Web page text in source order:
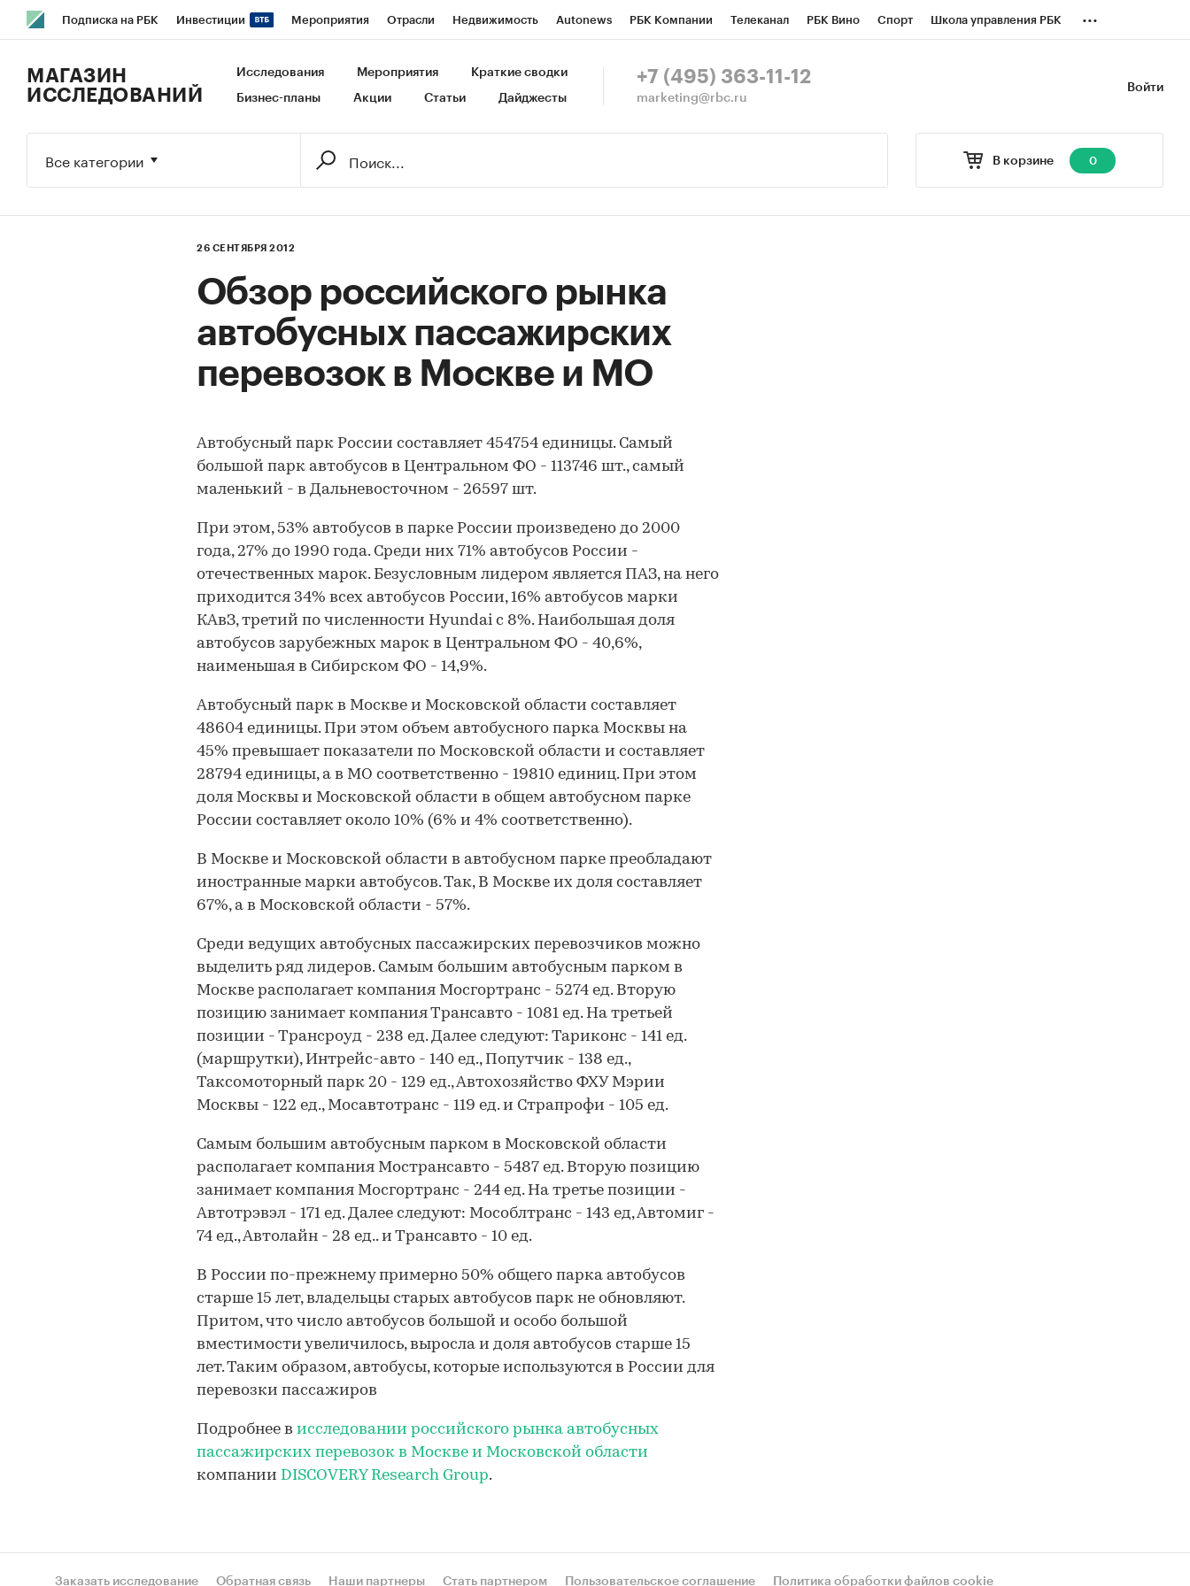
Подписка на РБК Инвестиции Мероприятия Отрасли Недвижимость Autonews РБК Компании Телеканал РБК Вино Спорт Школа управления РБК
Исследования Кредитные рейтинги Франшизы Газета Спецпроекты СПб Конференции СПб Спецпроекты
...
Войти
МАГАЗИН
ИССЛЕДОВАНИЙ
Исследования Мероприятия Краткие сводки
Бизнес-планы Акции Статьи Дайджесты
+7 (495) 363-11-12
marketing@rbc.ru
В корзине 0
Все категории
26 СЕНТЯБРЯ 2012
Обзор российского рынка
автобусных пассажирских
перевозок в Москве и МО
Автобусный парк России составляет 454754 единицы. Самый
большой парк автобусов в Центральном ФО - 113746 шт., самый
маленький - в Дальневосточном - 26597 шт.
При этом, 53% автобусов в парке России произведено до 2000
года, 27% до 1990 года. Среди них 71% автобусов России -
отечественных марок. Безусловным лидером является ПАЗ, на него
приходится 34% всех автобусов России, 16% автобусов марки
КАвЗ, третий по численности Hyundai с 8%. Наибольшая доля
автобусов зарубежных марок в Центральном ФО - 40,6%,
наименьшая в Сибирском ФО - 14,9%.
Автобусный парк в Москве и Московской области составляет
48604 единицы. При этом объем автобусного парка Москвы на
45% превышает показатели по Московской области и составляет
28794 единицы, а в МО соответственно - 19810 единиц. При этом
доля Москвы и Московской области в общем автобусном парке
России составляет около 10% (6% и 4% соответственно).
В Москве и Московской области в автобусном парке преобладают
иностранные марки автобусов. Так, В Москве их доля составляет
67%, а в Московской области - 57%.
Среди ведущих автобусных пассажирских перевозчиков можно
выделить ряд лидеров. Самым большим автобусным парком в
Москве располагает компания Мосгортранс - 5274 ед. Вторую
позицию занимает компания Трансавто - 1081 ед. На третьей
позиции - Трансроуд - 238 ед. Далее следуют: Тариконс - 141 ед.
(маршрутки), Интрейс-авто - 140 ед., Попутчик - 138 ед.,
Таксомоторный парк 20 - 129 ед., Автохозяйство ФХУ Мэрии
Москвы - 122 ед., Мосавтотранс - 119 ед. и Страпрофи - 105 ед.
Самым большим автобусным парком в Московской области
располагает компания Мострансавто - 5487 ед. Вторую позицию
занимает компания Мосгортранс - 244 ед. На третье позиции -
Автотрэвэл - 171 ед. Далее следуют: Мособлтранс - 143 ед, Автомиг -
74 ед., Автолайн - 28 ед.. и Трансавто - 10 ед.
В России по-прежнему примерно 50% общего парка автобусов
старше 15 лет, владельцы старых автобусов парк не обновляют.
Притом, что число автобусов большой и особо большой
вместимости увеличилось, выросла и доля автобусов старше 15
лет. Таким образом, автобусы, которые используются в России для
перевозки пассажиров
Подробнее в исследовании российского рынка автобусных
пассажирских перевозок в Москве и Московской области
компании DISCOVERY Research Group.
Заказать исследование Обратная связь Наши партнеры Стать партнером Пользовательское соглашение Политика обработки файлов cookie